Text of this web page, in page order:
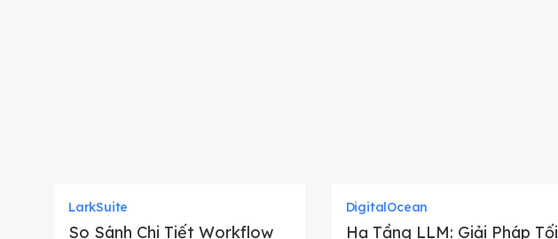
LarkSuite
So Sánh Chi Tiết Workflow
DigitalOcean
Hạ Tầng LLM: Giải Pháp Tối